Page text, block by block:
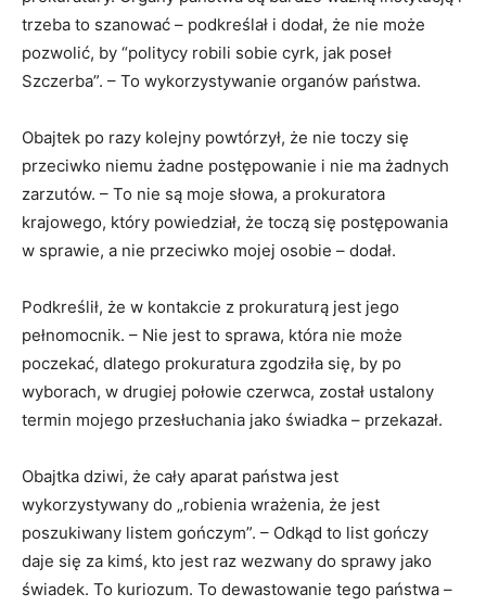
trzeba to szanować – podkreślał i dodał, że nie może
pozwolić, by “politycy robili sobie cyrk, jak poseł
Szczerba”. – To wykorzystywanie organów państwa.
Obajtek po razy kolejny powtórzył, że nie toczy się
przeciwko niemu żadne postępowanie i nie ma żadnych
zarzutów. – To nie są moje słowa, a prokuratora
krajowego, który powiedział, że toczą się postępowania
w sprawie, a nie przeciwko mojej osobie – dodał.
Podkreślił, że w kontakcie z prokuraturą jest jego
pełnomocnik. – Nie jest to sprawa, która nie może
poczekać, dlatego prokuratura zgodziła się, by po
wyborach, w drugiej połowie czerwca, został ustalony
termin mojego przesłuchania jako świadka – przekazał.
Obajtka dziwi, że cały aparat państwa jest
wykorzystywany do „robienia wrażenia, że jest
poszukiwany listem gończym”. – Odkąd to list gończy
daje się za kimś, kto jest raz wezwany do sprawy jako
świadek. To kuriozum. To dewastowanie tego państwa –